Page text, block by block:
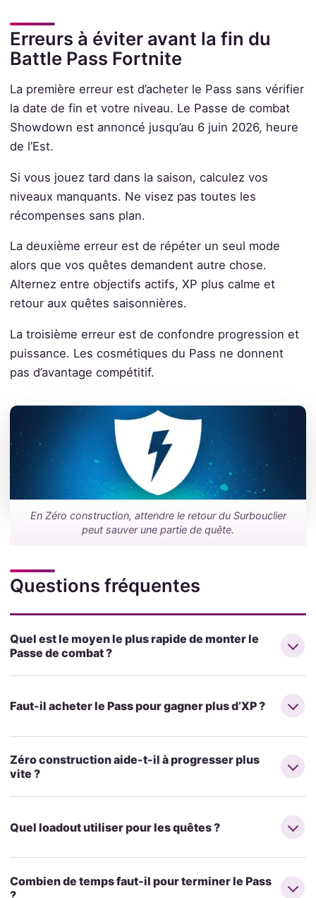
Erreurs à éviter avant la fin du
Battle Pass Fortnite
La première erreur est d’acheter le Pass sans vérifier
la date de fin et votre niveau. Le Passe de combat
Showdown est annoncé jusqu’au 6 juin 2026, heure
de l’Est.
Si vous jouez tard dans la saison, calculez vos
niveaux manquants. Ne visez pas toutes les
récompenses sans plan.
La deuxième erreur est de répéter un seul mode
alors que vos quêtes demandent autre chose.
Alternez entre objectifs actifs, XP plus calme et
retour aux quêtes saisonnières.
La troisième erreur est de confondre progression et
puissance. Les cosmétiques du Pass ne donnent
pas d’avantage compétitif.
En Zéro construction, attendre le retour du Surbouclier
peut sauver une partie de quête.
Questions fréquentes
Quel est le moyen le plus rapide de monter le
Passe de combat ?
Faut-il acheter le Pass pour gagner plus d’XP ?
Zéro construction aide-t-il à progresser plus
vite ?
Quel loadout utiliser pour les quêtes ?
Combien de temps faut-il pour terminer le Pass
?